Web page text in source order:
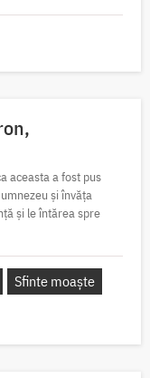
aceasta a fost pus
și învăța
și le întărea spre
Sfinte moaște